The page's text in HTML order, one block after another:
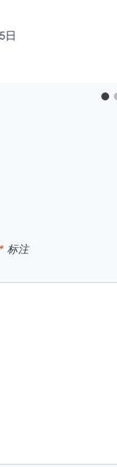
日
* 标注